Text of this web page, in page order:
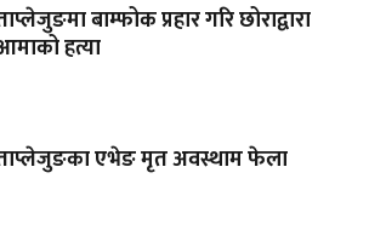
बाम्फोक प्रहार गरि छोराद्वारा
हत्या
एभेङ मृत अवस्थाम फेला